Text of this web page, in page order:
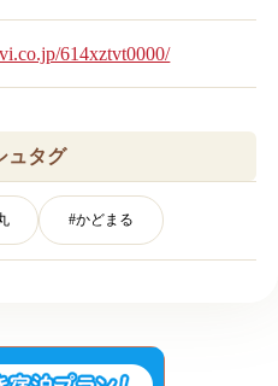
614xztvt0000/
ュタグ
#かどまる